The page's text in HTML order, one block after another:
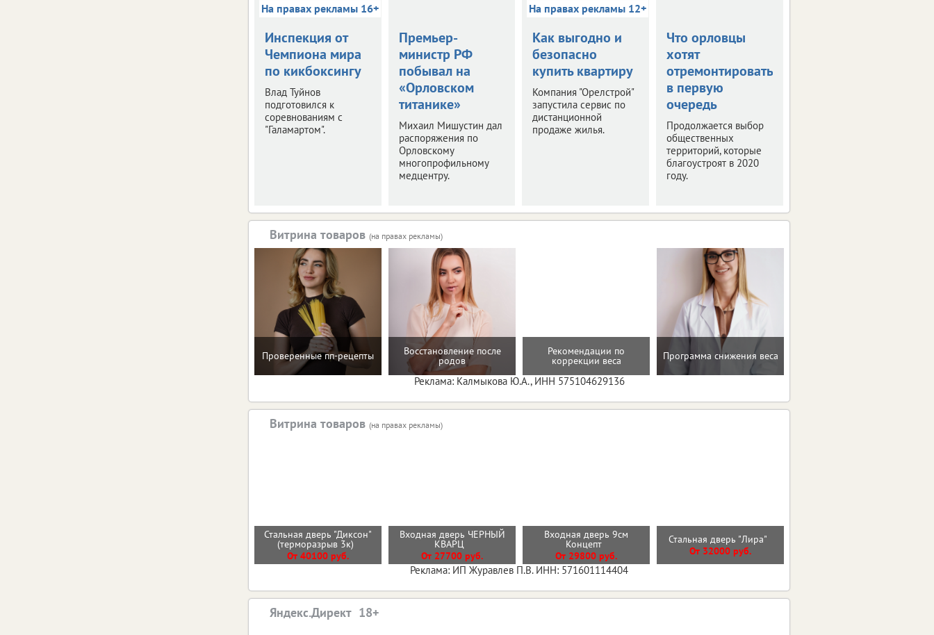
На правах рекламы 16+
Инспекция от
Чемпиона мира
по кикбоксингу
Влад Туйнов
подготовился к
соревнованиям с
"Галамартом".
Премьер-
министр РФ
побывал на
«Орловском
титанике»
Михаил Мишустин дал
распоряжения по
Орловскому
многопрофильному
медцентру.
На правах рекламы 12+
Как выгодно и
безопасно
купить квартиру
Компания "Орелстрой"
запустила сервис по
дистанционной
продаже жилья.
Что орловцы
хотят
отремонтировать
в первую
очередь
Продолжается выбор
общественных
территорий, которые
благоустроят в 2020
году.
Витрина товаров (на правах рекламы)
Проверенные пп-рецепты Восстановление после
родов
Рекомендации по
коррекции веса Программа снижения веса
Реклама: Калмыкова Ю.А., ИНН 575104629136
Витрина товаров (на правах рекламы)
Стальная дверь "Диксон"
(терморазрыв 3к)
От 40100 руб.
Входная дверь ЧЕРНЫЙ
КВАРЦ
От 27700 руб.
Входная дверь 9см
Концепт
От 29800 руб.
Стальная дверь "Лира"
От 32000 руб.
Реклама: ИП Журавлев П.В. ИНН: 571601114404
Яндекс.Директ